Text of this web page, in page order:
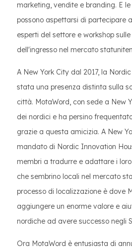
marketing, vendite e branding. E
possono aspettarsi di partecipare
esperti del settore e workshop
dell'ingresso nel mercato
A New York City dal 2017, la
stata una presenza distinta sulla
città. MotaWord, con sede a New
dei nordici e ha persino
grazie a questa amicizia. A New
mandato di Nordic Innovation
membri a tradurre e adattare i
che sembrino locali nel mercato
processo di localizzazione è dove
aggiungere un enorme valore e
nordiche ad avere successo negli
Ora MotaWord è entusiasta di